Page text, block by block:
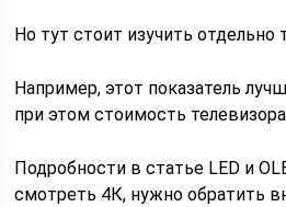
Но тут стоит изучить отдельно
Например, этот показатель
при этом стоимость
Подробности в статье LED и
смотреть 4К, нужно обратить